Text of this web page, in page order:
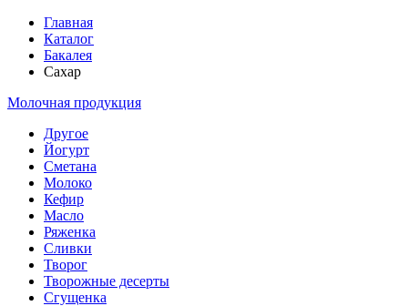
Главная
Каталог
Бакалея
Сахар
Молочная продукция
Другое
Йогурт
Сметана
Молоко
Кефир
Масло
Ряженка
Сливки
Творог
Творожные десерты
Сгущенка